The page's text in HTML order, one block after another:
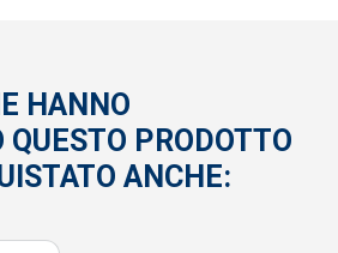
HANNO
QUESTO PRODOTTO
ANCHE: